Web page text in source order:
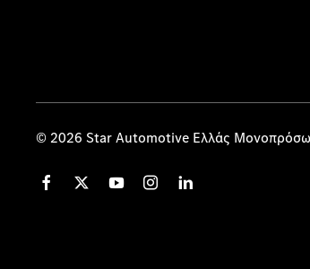
© 2026 Star Automotive Ελλάς